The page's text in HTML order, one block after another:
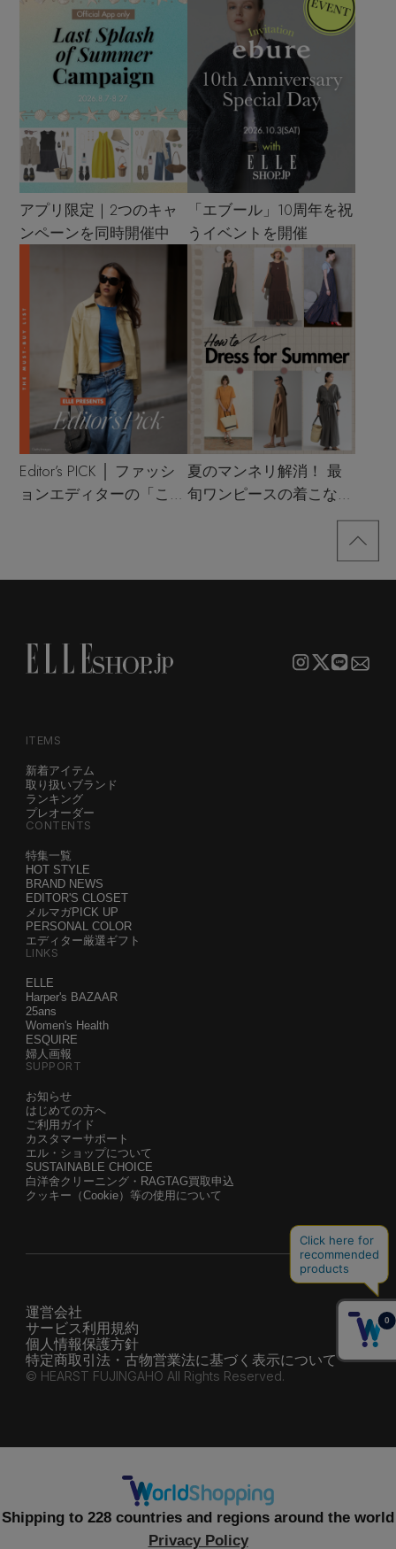
アプリ限定｜2つのキャ
ンペーンを同時開催中
「エブール」10周年を祝
うイベントを開催
Editor’s PICK │ ファッシ
ョンエディターの「これ
夏のマンネリ解消！ 最
旬ワンピースの着こなし
ITEMS
新着アイテム
取り扱いブランド
ランキング
プレオーダー
CONTENTS
特集一覧
HOT STYLE
BRAND NEWS
EDITOR'S CLOSET
メルマガPICK UP
PERSONAL COLOR
エディター厳選ギフト
LINKS
ELLE
Harper's BAZAAR
25ans
Women's Health
ESQUIRE
婦人画報
SUPPORT
お知らせ
はじめての方へ
ご利用ガイド
カスタマーサポート
エル・ショップについて
SUSTAINABLE CHOICE
白洋舍クリーニング・RAGTAG買取申込
クッキー（Cookie）等の使用について
運営会社
サービス利用規約
個人情報保護方針
特定商取引法・古物営業法に基づく表示について
© HEARST FUJINGAHO All Rights Reserved.
Shipping to 228 countries and regions around the world
Privacy Policy